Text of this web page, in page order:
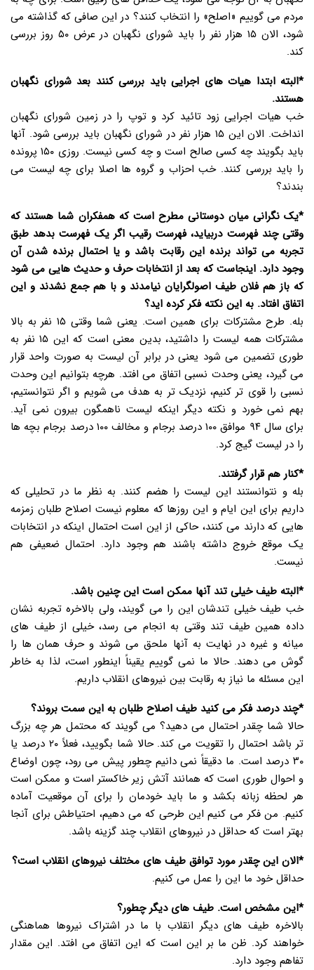
مردم می گوییم «اصلح» را انتخاب کنند؟ در این صافی که گذاشته می
شود، الان ۱۵ هزار نفر را باید شورای نگهبان در عرض ۵۰ روز بررسی
کند.
*البته ابتدا هیات های اجرایی باید بررسی کنند بعد شورای نگهبان
هستند.
خب هیات اجرایی زود تائید کرد و توپ را در زمین شورای نگهبان
انداخت. الان این ۱۵ هزار نفر در شورای نگهبان باید بررسی شود. آنها
باید بگویند چه کسی صالح است و چه کسی نیست. روزی ۱۵۰ پرونده
را باید بررسی کنند. خب احزاب و گروه ها اصلا برای چه لیست می
بندند؟
*یک نگرانی میان دوستانی مطرح است که همفکران شما هستند که
وقتی چند فهرست دربیاید، فهرست رقیب اگر یک فهرست بدهد طبق
تجربه می تواند برنده این رقابت باشد و یا احتمال برنده شدن آن
وجود دارد. اینجاست که بعد از انتخابات حرف و حدیث هایی می شود
که باز هم فلان طیف اصولگرایان نیامدند و با هم جمع نشدند و این
اتفاق افتاد. به این نکته فکر کرده اید؟
بله. طرح مشترکات برای همین است. یعنی شما وقتی ۱۵ نفر به بالا
مشترکات همه لیست را داشتید، بدین معنی است که این ۱۵ نفر به
طوری تضمین می شود یعنی در برابر آن لیست به صورت واحد قرار
می گیرد، یعنی وحدت نسبی اتفاق می افتد. هرچه بتوانیم این وحدت
نسبی را قوی تر کنیم، نزدیک تر به هدف می شویم و اگر نتوانستیم،
بهم نمی خورد و نکته دیگر اینکه لیست ناهمگون بیرون نمی آید.
برای سال ۹۴ موافق ۱۰۰ درصد برجام و مخالف ۱۰۰ درصد برجام بچه ها
را در لیست گیج کرد.
*کنار هم قرار گرفتند.
بله و نتوانستند این لیست را هضم کنند. به نظر ما در تحلیلی که
داریم برای این ایام و این روزها که معلوم نیست اصلاح طلبان زمزمه
هایی که دارند می کنند، حاکی از این است احتمال اینکه در انتخابات
یک موقع خروج داشته باشند هم وجود دارد. احتمال ضعیفی هم
نیست.
*البته طیف خیلی تند آنها ممکن است این چنین باشد.
خب طیف خیلی تندشان این را می گویند، ولی بالاخره تجربه نشان
داده همین طیف تند وقتی به انجام می رسد، خیلی از طیف های
میانه و غیره در نهایت به آنها ملحق می شوند و حرف همان ها را
گوش می دهند. حالا ما نمی گوییم یقیناً اینطور است، لذا به خاطر
این مسئله ما نیاز به رقابت بین نیروهای انقلاب داریم.
*چند درصد فکر می کنید طیف اصلاح طلبان به این سمت بروند؟
حالا شما چقدر احتمال می دهید؟ می گویند که محتمل هر چه بزرگ
تر باشد احتمال را تقویت می کند. حالا شما بگویید، فعلاً ۲۰ درصد یا
۳۰ درصد است. ما دقیقاً نمی دانیم چطور پیش می رود، چون اوضاع
و احوال طوری است که همانند آتش زیر خاکستر است و ممکن است
هر لحظه زبانه بکشد و ما باید خودمان را برای آن موقعیت آماده
کنیم. من فکر می کنیم این طرحی که می دهیم، احتیاطش برای آنجا
بهتر است که حداقل در نیروهای انقلاب چند گزینه باشد.
*الان این چقدر مورد توافق طیف های مختلف نیروهای انقلاب است؟
حداقل خود ما این را عمل می کنیم.
*این مشخص است. طیف های دیگر چطور؟
بالاخره طیف های دیگر انقلاب با ما در اشتراک نیروها هماهنگی
خواهند کرد. ظن ما بر این است که این اتفاق می افتد. این مقدار
تفاهم وجود دارد.